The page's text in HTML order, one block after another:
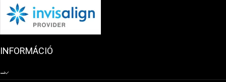
INFORMÁCIÓ
–